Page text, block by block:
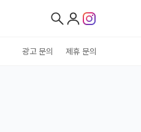
광고 문의 제휴 문의